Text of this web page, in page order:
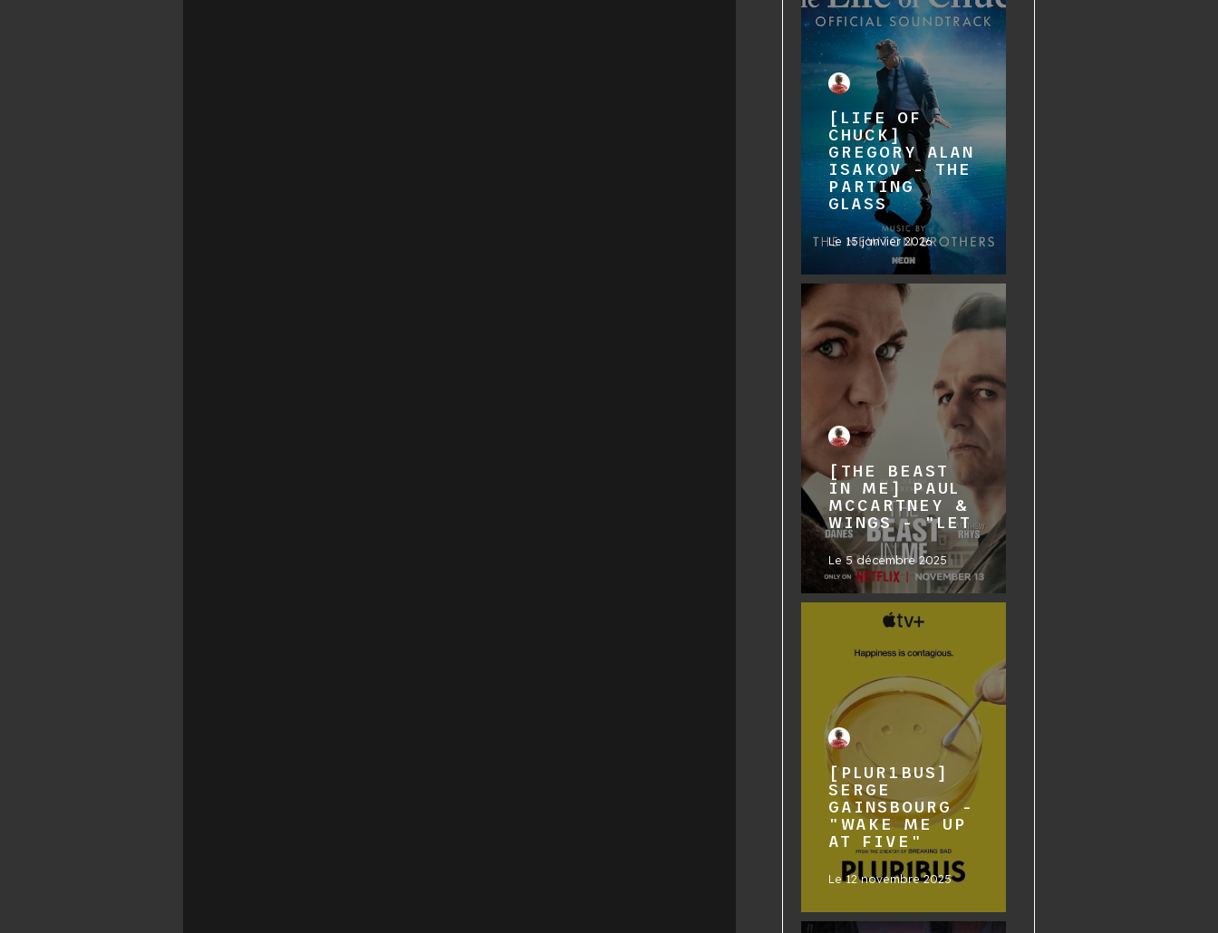
[LIFE OF
CHUCK]
GREGORY ALAN
ISAKOV - THE
PARTING
GLASS
Le 15 janvier 2026
[THE BEAST
IN ME] PAUL
MCCARTNEY &
WINGS - "LET
Le5 décembre 2025
[PLUR1BUS]
SERGE
GAINSBOURG -
"WAKE ME UP
AT FIVE"
Le12 novembre 2025